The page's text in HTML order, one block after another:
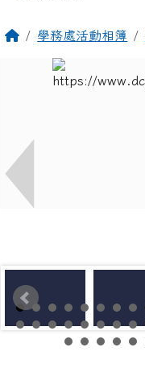
回首頁學務處活動相簿